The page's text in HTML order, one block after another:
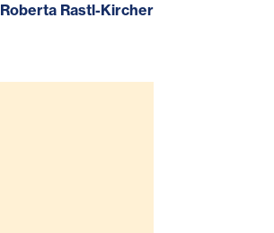
Roberta Rastl-Kircher